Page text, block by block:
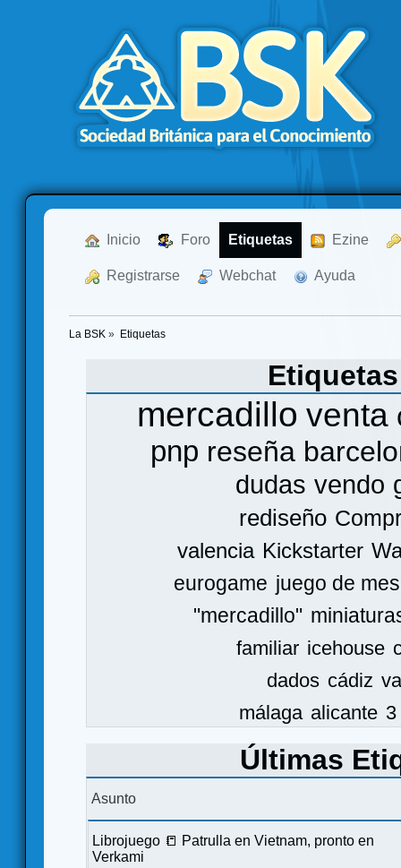
Inicio Foro Etiquetas Ezine
Registrarse Webchat Ayuda
La BSK » Etiquetas
mercadillo venta
pnp reseña
dudas vendo
rediseño
valencia Kickstarter
eurogame juego de
"mercadillo"
familiar icehouse
dados cádiz
málaga alicante
Últimas
Asunto
Librojuego 📒 Patrulla en Vietnam, pronto en
Verkami